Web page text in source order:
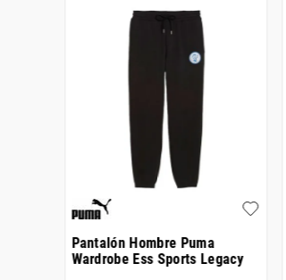
Pantalón Hombre Puma
Wardrobe Ess Sports Legacy